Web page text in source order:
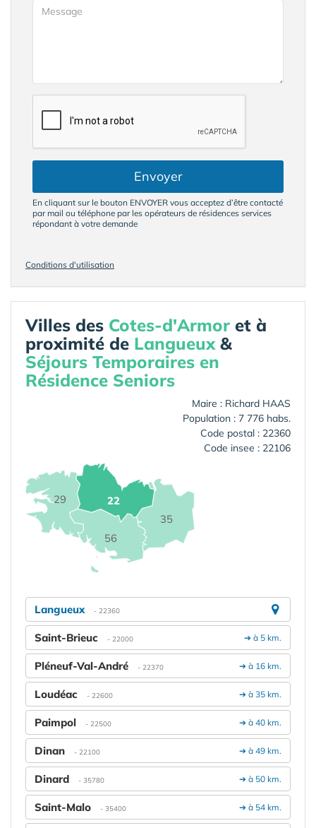
Envoyer
En cliquant sur le bouton ENVOYER vous acceptez d’être contacté
par mail ou téléphone par les opérateurs de résidences services
répondant à votre demande
Conditions d'utilisation
Villes des Cotes-d'Armor et à
proximité de Langueux&
Séjours Temporaires en
Résidence Seniors
Maire : Richard HAAS
Population : 7 776 habs.
Code postal : 22360
Code insee : 22106
22
29
35
56
Langueux - 22360
➔ à 5 km.
Saint-Brieuc - 22000
➔ à 16 km.
Pléneuf-Val-André - 22370
➔ à 35 km.
Loudéac - 22600
➔ à 40 km.
Paimpol - 22500
➔ à 49 km.
Dinan - 22100
➔ à 50 km.
Dinard - 35780
➔ à 54 km.
Saint-Malo - 35400